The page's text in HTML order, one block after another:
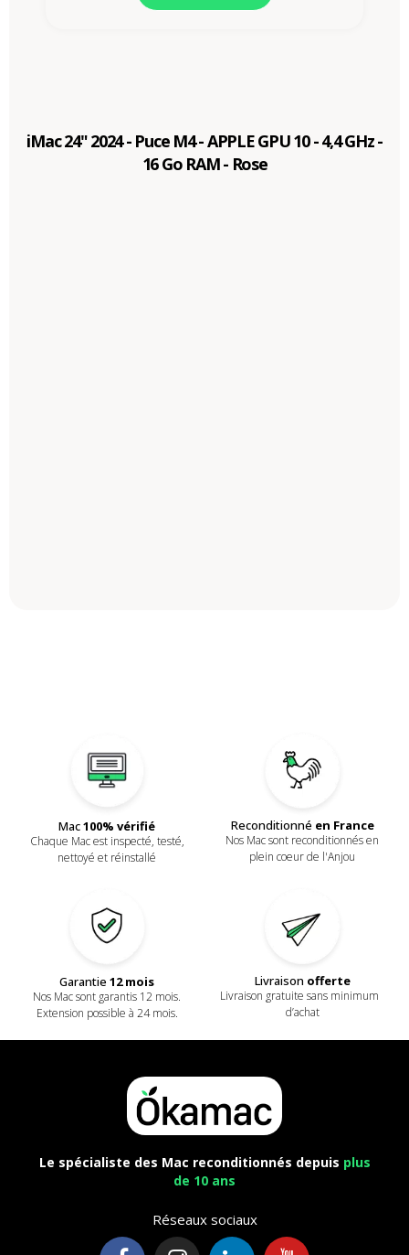
iMac 24" 2024 - Puce M4 - APPLE GPU 10 - 4,4 GHz -
16 Go RAM - Rose
Mac100% vérifié
Chaque Mac est inspecté, testé,
nettoyé et réinstallé
Reconditionné en France
Nos Mac sont reconditionnés en
plein coeur de l'Anjou
Garantie 12 mois
Nos Mac sont garantis 12 mois.
Extension possible à 24 mois.
Livraison offerte
Livraison gratuite sans minimum
d’achat
Le spécialiste des Mac reconditionnés depuis plus
de 10 ans
Réseaux sociaux